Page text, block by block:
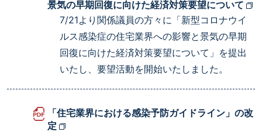
景気の早期回復に向けた経済対策要望について
7/21より関係議員の方々に「新型コロナウイ
ルス感染症の住宅業界への影響と景気の早期
回復に向けた経済対策要望について」を提出
いたし、要望活動を開始いたしました。
「住宅業界における感染予防ガイドライン」の改
定